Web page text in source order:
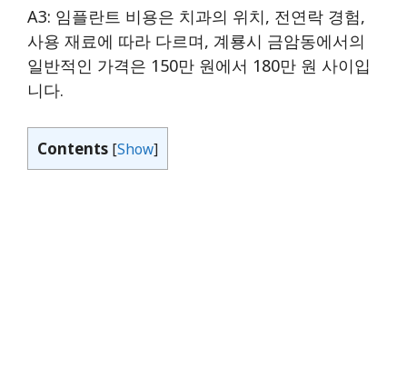
A3: 임플란트 비용은 치과의 위치, 전연락 경험,
사용 재료에 따라 다르며, 계룡시 금암동에서의
일반적인 가격은 150만 원에서 180만 원 사이입
니다.
Contents [Show]